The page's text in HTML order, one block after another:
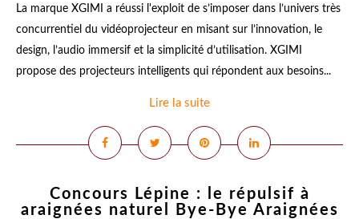
La marque XGIMI a réussi l'exploit de s’imposer dans l’univers très
concurrentiel du vidéoprojecteur en misant sur l’innovation, le
design, l’audio immersif et la simplicité d’utilisation. XGIMI
propose des projecteurs intelligents qui répondent aux besoins...
Lire la suite
Concours Lépine : le répulsif à
araignées naturel Bye-Bye Araignées